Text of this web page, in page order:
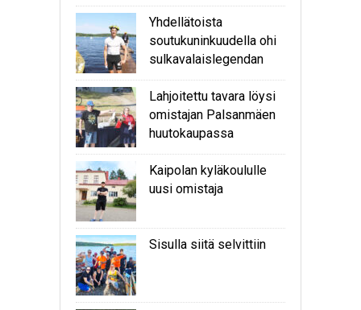
Yhdellätoista
soutukuninkuudella ohi
sulkavalaislegendan
Lahjoitettu tavara löysi
omistajan Palsanmäen
huutokaupassa
Kaipolan kyläkoululle
uusi omistaja
Sisulla siitä selvittiin